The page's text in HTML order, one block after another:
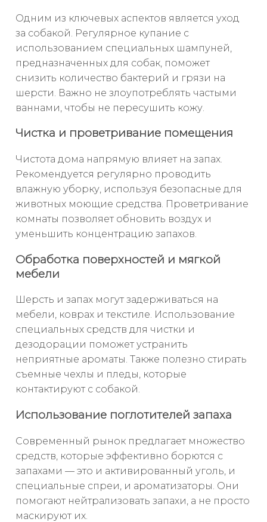
Одним из ключевых аспектов является уход
за собакой. Регулярное купание с
использованием специальных шампуней,
предназначенных для собак, поможет
снизить количество бактерий и грязи на
шерсти. Важно не злоупотреблять частыми
ваннами, чтобы не пересушить кожу.
Чистка и проветривание помещения
Чистота дома напрямую влияет на запах.
Рекомендуется регулярно проводить
влажную уборку, используя безопасные для
животных моющие средства. Проветривание
комнаты позволяет обновить воздух и
уменьшить концентрацию запахов.
Обработка поверхностей и мягкой
мебели
Шерсть и запах могут задерживаться на
мебели, коврах и текстиле. Использование
специальных средств для чистки и
дезодорации поможет устранить
неприятные ароматы. Также полезно стирать
съемные чехлы и пледы, которые
контактируют с собакой.
Использование поглотителей запаха
Современный рынок предлагает множество
средств, которые эффективно борются с
запахами — это и активированный уголь, и
специальные спреи, и ароматизаторы. Они
помогают нейтрализовать запахи, а не просто
маскируют их.